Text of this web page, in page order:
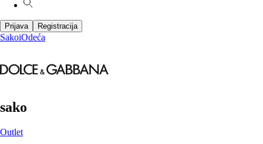
Prijava Registracija
SakoiOdeća
sako
Outlet